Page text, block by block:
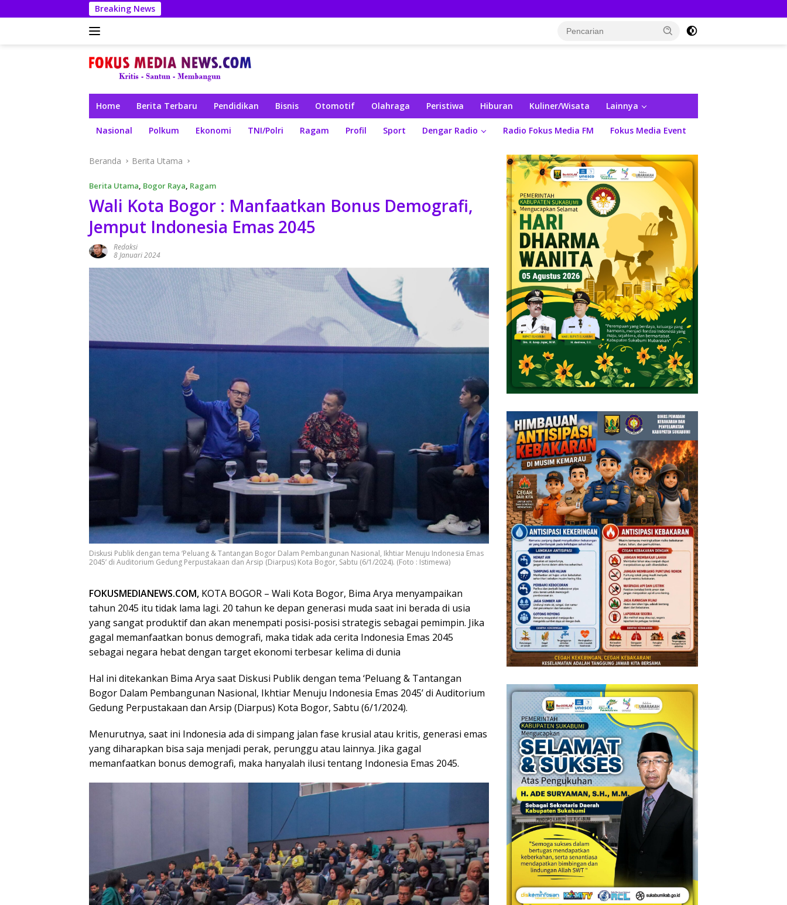
ke
Breaking News
Home Berita Terbaru Pendidikan Bisnis Otomotif Olahraga Peristiwa Hiburan Kuliner/Wisata Lainnya
Nasional Polkum Ekonomi TNI/Polri Ragam Profil Sport Dengar Radio Radio Fokus Media FM Fokus Media Event
Beranda Berita Utama
Berita Utama, Bogor Raya, Ragam
Wali Kota Bogor : Manfaatkan Bonus Demografi,
Jemput Indonesia Emas 2045
Redaksi
8 Januari 2024
Diskusi Publik dengan tema ‘Peluang & Tantangan Bogor Dalam Pembangunan Nasional, Ikhtiar Menuju Indonesia Emas
2045’ di Auditorium Gedung Perpustakaan dan Arsip (Diarpus) Kota Bogor, Sabtu (6/1/2024). (Foto : Istimewa)
FOKUSMEDIANEWS.COM, KOTA BOGOR – Wali Kota Bogor, Bima Arya menyampaikan
tahun 2045 itu tidak lama lagi. 20 tahun ke depan generasi muda saat ini berada di usia
yang sangat produktif dan akan menempati posisi-posisi strategis sebagai pemimpin. Jika
gagal memanfaatkan bonus demografi, maka tidak ada cerita Indonesia Emas 2045
sebagai negara hebat dengan target ekonomi terbesar kelima di dunia
Hal ini ditekankan Bima Arya saat Diskusi Publik dengan tema ‘Peluang & Tantangan
Bogor Dalam Pembangunan Nasional, Ikhtiar Menuju Indonesia Emas 2045’ di Auditorium
Gedung Perpustakaan dan Arsip (Diarpus) Kota Bogor, Sabtu (6/1/2024).
Menurutnya, saat ini Indonesia ada di simpang jalan fase krusial atau kritis, generasi emas
yang diharapkan bisa saja menjadi perak, perunggu atau lainnya. Jika gagal
memanfaatkan bonus demografi, maka hanyalah ilusi tentang Indonesia Emas 2045.